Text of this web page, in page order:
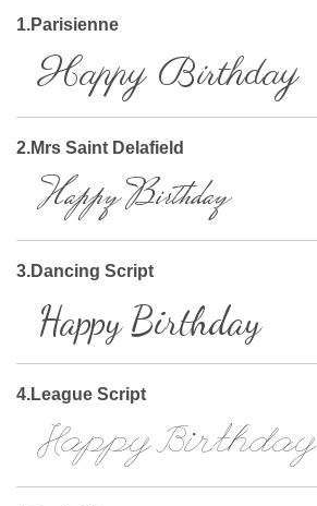
1.Parisienne
Happy Birthday
2.Mrs Saint Delafield
Happy Birthday
3.Dancing Script
Happy Birthday
4.League Script
Happy Birthday